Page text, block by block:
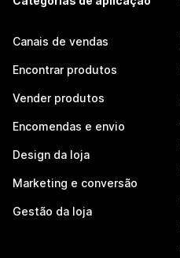
Canais de vendas
Encontrar produtos
Vender produtos
Encomendas e envio
Design da loja
Marketing e conversão
Gestão da loja